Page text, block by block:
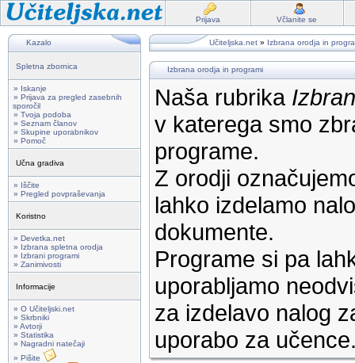
Prijava Včlanite se
Kazalo
Spletna zbornica
» Iskanje
» Prijava za pregled zasebnih
sporočil
» Tvoja podoba
» Seznam članov
» Skupine uporabnikov
» Pomoč
Učna gradiva
» Iščite
» Pregled povpraševanja
Koristno
» Devetka.net
» Izbrana spletna orodja
» Izbrani programi
» Zanimivosti
Informacije
» O Učiteljski.net
» Skrbniki
» Avtorji
» Statistika
» Nagradni natečaji
» Pišite
Učiteljska.net » Izbrana orodja in
Izbrana orodja in programi
Naša rubrika
v katerega smo
programe.
Z orodji
lahko izdelamo
dokumente.
Programe si pa
uporabljamo
za izdelavo nalog
uporabo za